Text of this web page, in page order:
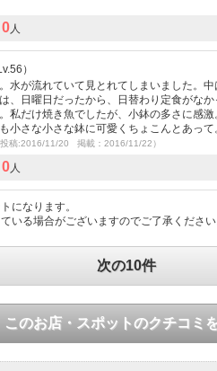
0人
）
水が流れていて見とれてしまいました。
、日曜日だったから、日替わり定食がな
私だけ焼き魚でしたが、小鉢の多さに感
小さな小さな鉢に可愛くちょこんとあっ
投稿:2016/11/20 掲載：2016/11/22）
0人
になります。
いる場合がございますのでご了承ください
次の10件
このお店・スポットのクチコミ